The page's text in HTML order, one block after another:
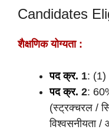
Candidates
शैक्षणिक योग्यता :
पद क्र. 1: (1)
पद क्र. 2:
(स्ट्रक्चरल /
विश्वसनीयता /